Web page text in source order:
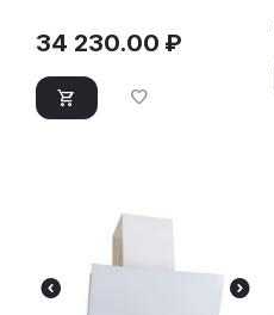
34 230.00 ₽